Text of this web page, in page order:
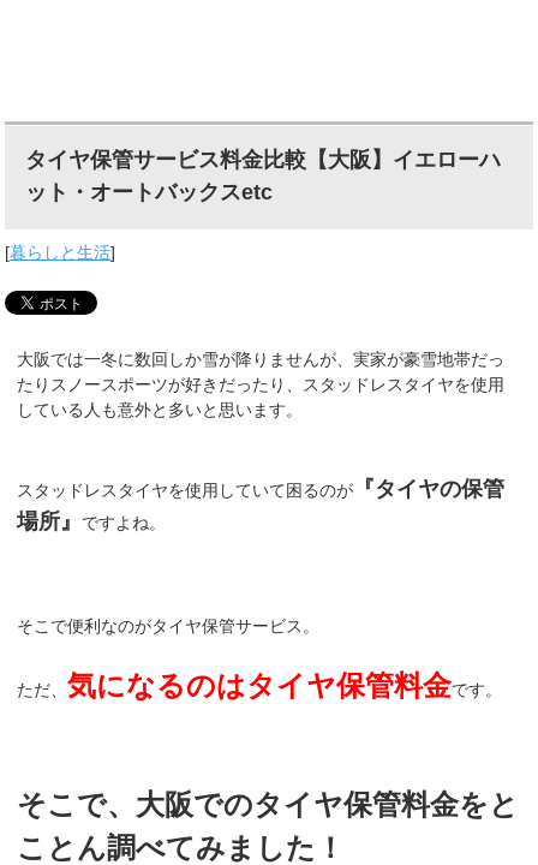
タイヤ保管サービス料金比較【大阪】イエローハ
ット・オートバックスetc
[暮らしと生活]
大阪では一冬に数回しか雪が降りませんが、実家が豪雪地帯だっ
たりスノースポーツが好きだったり、スタッドレスタイヤを使用
している人も意外と多いと思います。
スタッドレスタイヤを使用していて困るのが
『タイヤの保管
場所』
ですよね。
そこで便利なのがタイヤ保管サービス。
ただ、気になるのはタイヤ保管料金です。
そこで、大阪でのタイヤ保管料金をと
ことん調べてみました！